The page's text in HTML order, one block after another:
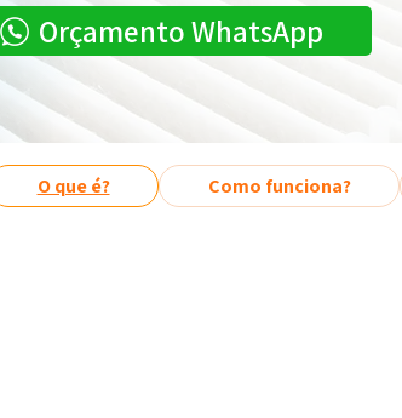
Orçamento WhatsApp
O que é? Como funciona?